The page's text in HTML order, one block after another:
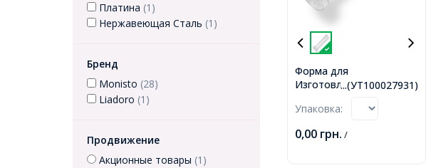
Платина (1)
Нержавеющая Сталь (1)
Бренд
Monisto (28)
Liadoro (1)
Продвижение
Акционные товары (1)
...(УТ100027931)
Форма для
Изготовления Свечи,
Пластик, Цвет:
51.5х274мм,
Упаковка:
0,00 грн. /